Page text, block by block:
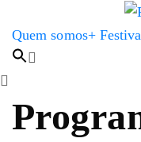
Quem somos+